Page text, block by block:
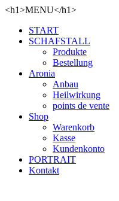
<h1>MENU</h1>
START
SCHAFSTALL
Produkte
Bestellung
Aronia
Anbau
Heilwirkung
points de vente
Shop
Warenkorb
Kasse
Kundenkonto
PORTRAIT
Kontakt